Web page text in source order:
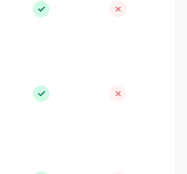
✓ ✗
✓ ✗